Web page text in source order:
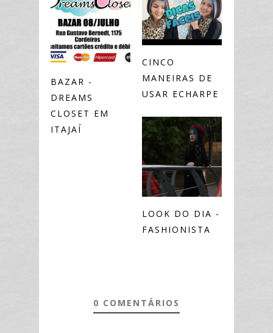
BAZAR -
DREAMS
CLOSET EM
ITAJAÍ
CINCO
MANEIRAS DE
USAR ECHARPE
LOOK DO DIA -
FASHIONISTA
0 COMENTÁRIOS